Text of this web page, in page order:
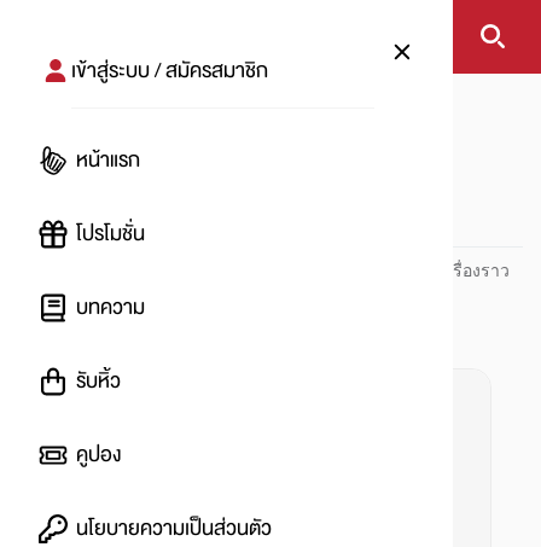
เข้าสู่ระบบ / สมัครสมาชิก
หน้าแรก
โปรโมชั่น
บทความ
รับหิ้ว
คูปอง
นโยบายความเป็นส่วนตัว
#
ปันโปร PUNPRO ที่ 1 ด้านโปรโมชัน อัปเดตและติดตามทุกเรื่องราว
โปรโมชัน